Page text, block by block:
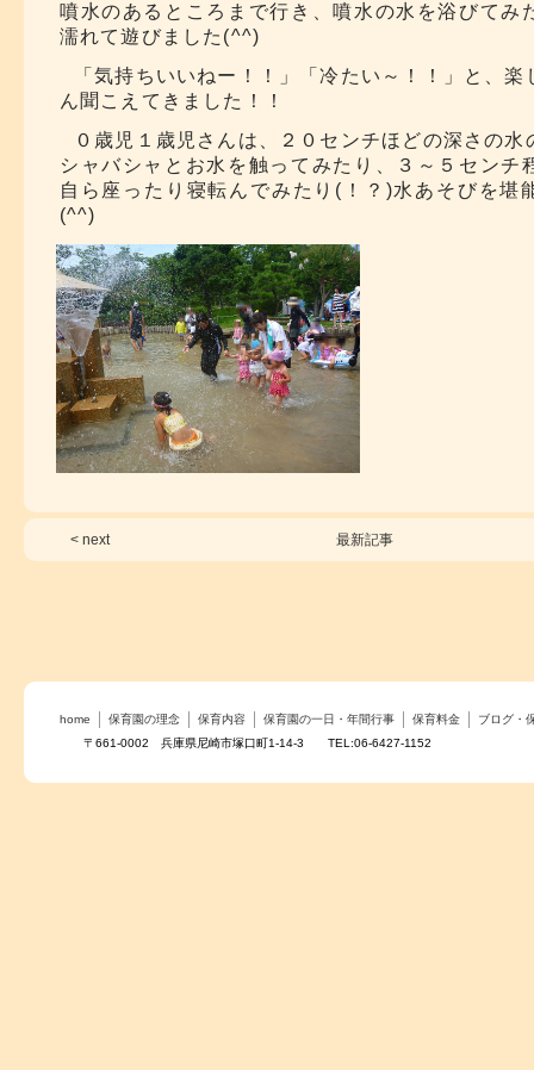
噴水のあるところまで行き、噴水の水を浴びてみ
濡れて遊びました(^^)
「気持ちいいねー！！」「冷たい～！！」と、
ん聞こえてきました！！
０歳児１歳児さんは、２０センチほどの深さの水
シャバシャとお水を触ってみたり、３～５センチ
自ら座ったり寝転んでみたり(！？)水あそびを堪
(^^)
< next 最新記事
home 保育園の理念 保育内容 保育園の一日・年間行事 保育料金
ブログ・
〒661-0002 兵庫県尼崎市塚口町1-14-3 TEL:06-6427-1152